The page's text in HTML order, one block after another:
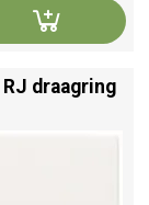
draagring